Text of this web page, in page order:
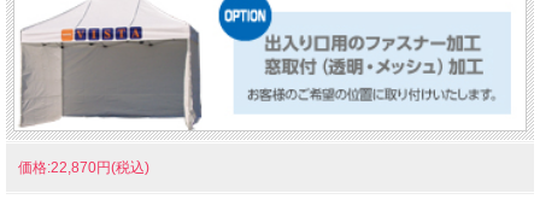
価格:22,870円(税込)